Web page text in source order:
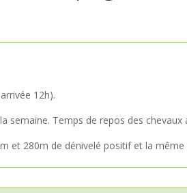
12h).
semaine. Temps de repos des chevaux
et 280m de dénivelé positif et la